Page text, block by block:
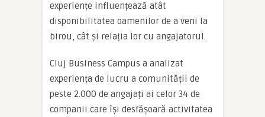
experiențe influențează atât
disponibilitatea oamenilor de a veni la
birou, cât și relația lor cu angajatorul.
Cluj Business Campus a analizat
experiența de lucru a comunității de
peste 2.000 de angajați ai celor 34 de
companii care își desfășoară activitatea